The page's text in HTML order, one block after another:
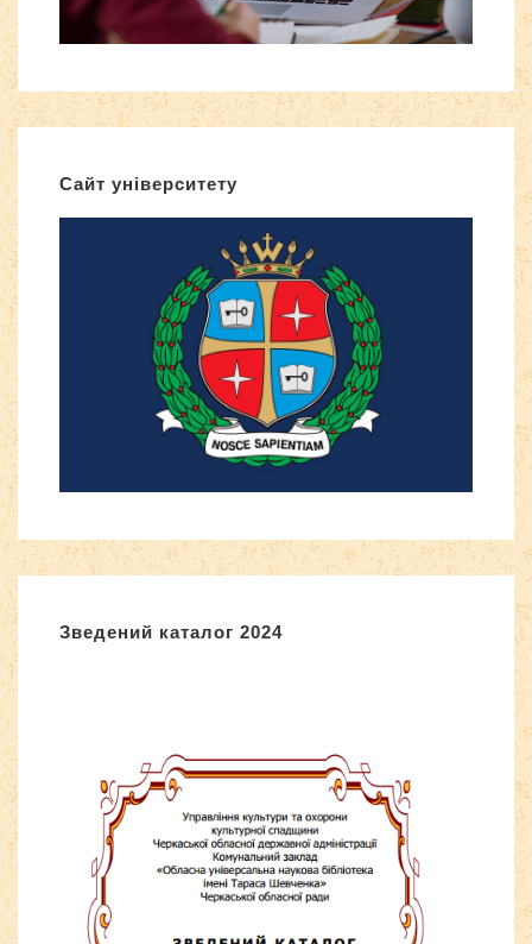
Сайт університету
Зведений каталог 2024